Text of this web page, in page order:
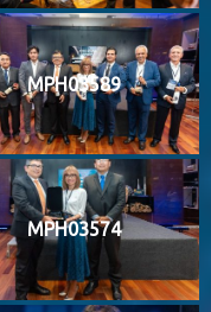
MPH03589
MPH03574